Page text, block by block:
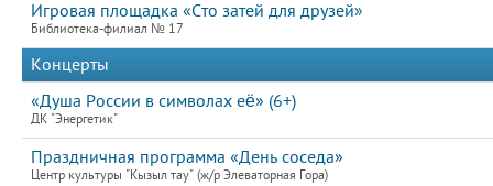
Игровая площадка «Сто затей для друзей»
Библиотека-филиал № 17
Концерты
«Душа России в символах её» (6+)
ДК "Энергетик"
Праздничная программа «День соседа»
Центр культуры "Кызыл тау" (ж/р Элеваторная Гора)